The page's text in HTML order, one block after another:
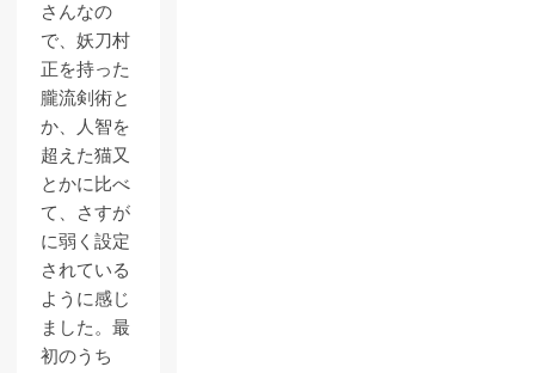
さんなの
で、妖刀村
正を持った
朧流剣術と
か、人智を
超えた猫又
とかに比べ
て、さすが
に弱く設定
されている
ように感じ
ました。最
初のうち